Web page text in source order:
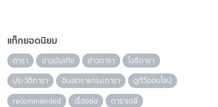
แท็กยอดนิยม
ดารา ข่าวบันเทิง ข่าวดารา
ไอจีดารา
ประวัติดารา
อินสตราแกรมดารา
ดูทีวีออนไลน์
recommended
เรื่องย่อ ดาราเดลี่